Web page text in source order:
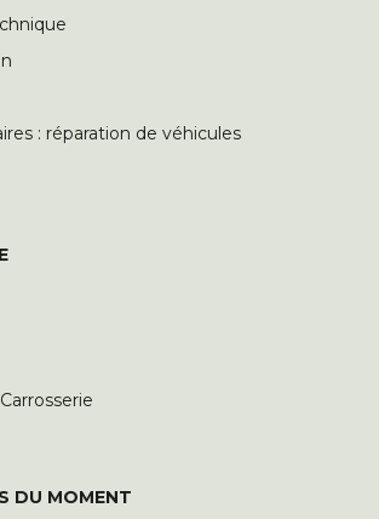
: réparation de véhicules
DU MOMENT